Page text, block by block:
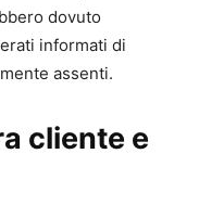
cui:
assistita;
e al giudice di
impugnazioni;
all’esecuzione;
dovuto
informati di
assenti.
cliente e